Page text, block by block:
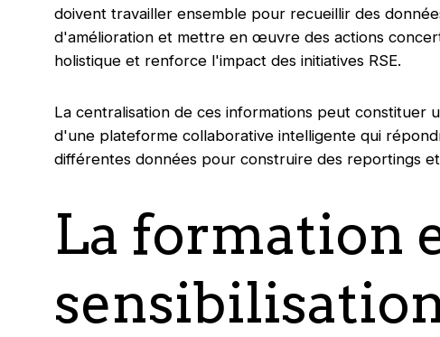
doivent travailler ensemble pour recueillir des
d'amélioration et mettre en œuvre des actions
holistique et renforce l'impact des initiatives RSE.
La centralisation de ces informations peut
d'une plateforme collaborative intelligente qui
différentes données pour construire des reportings
La formation